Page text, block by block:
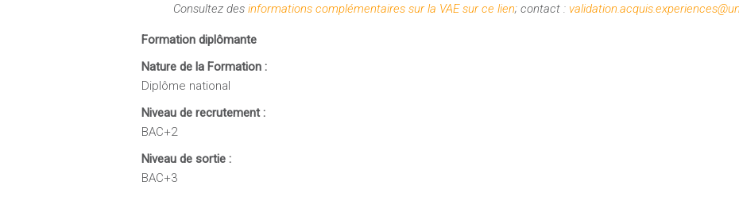
Consultez des informations complémentaires sur la VAE sur ce lien; contact :
Formation diplômante
Nature de la Formation :
Diplôme national
Niveau de recrutement :
BAC+2
Niveau de sortie :
BAC+3